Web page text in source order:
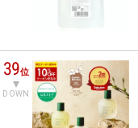
39位
DOWN